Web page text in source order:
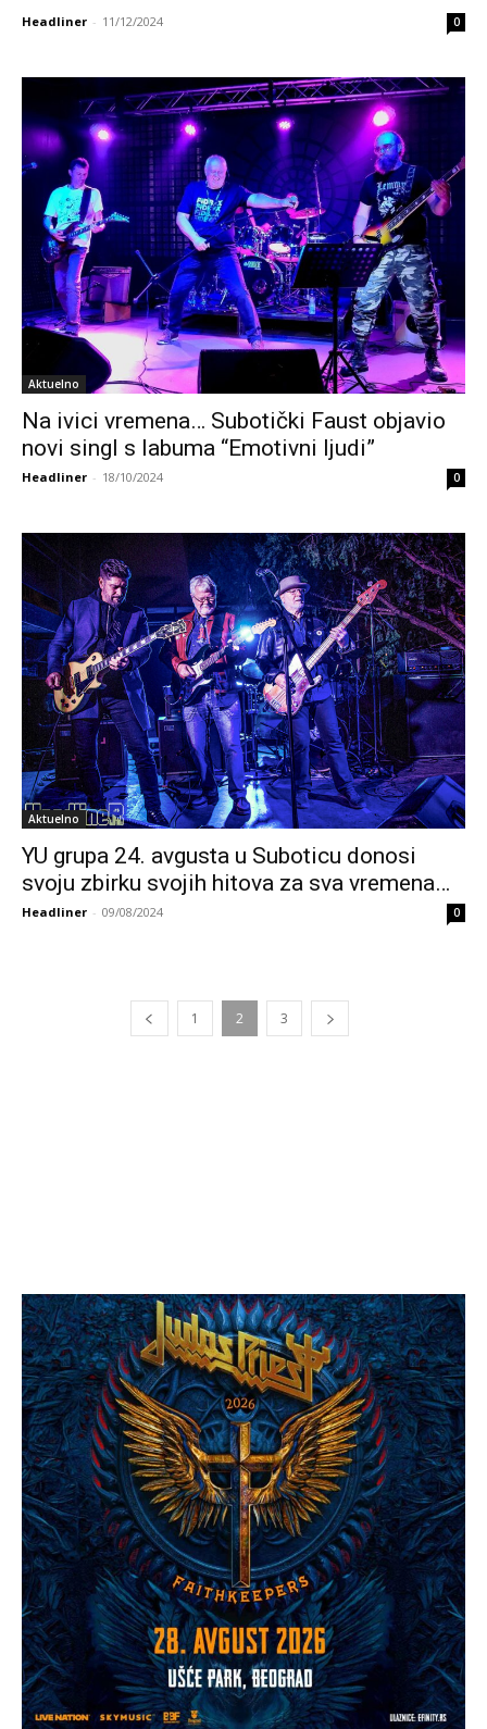
Headliner - 11/12/2024 0
Aktuelno
Na ivici vremena… Subotički Faust objavio
novi singl s labuma “Emotivni ljudi”
Headliner - 18/10/2024 0
Aktuelno
YU grupa 24. avgusta u Suboticu donosi
svoju zbirku svojih hitova za sva vremena…
Headliner - 09/08/2024 0
1 2 3